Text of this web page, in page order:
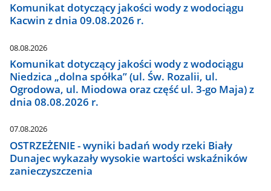
Komunikat dotyczący jakości wody z wodociągu
Kacwin z dnia 09.08.2026 r.
08.08.2026
Komunikat dotyczący jakości wody z wodociągu
Niedzica „dolna spółka” (ul. Św. Rozalii, ul.
Ogrodowa, ul. Miodowa oraz część ul. 3-go Maja) z
dnia 08.08.2026 r.
07.08.2026
OSTRZEŻENIE - wyniki badań wody rzeki Biały
Dunajec wykazały wysokie wartości wskaźników
zanieczyszczenia